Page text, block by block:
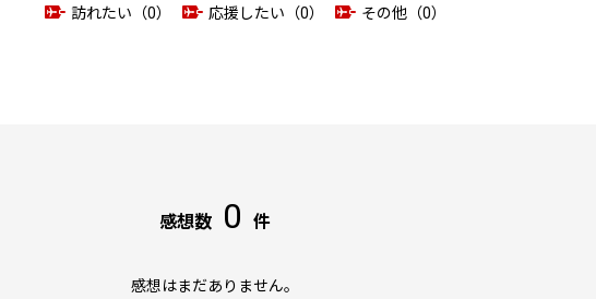
訪れたい（0）
応援したい（0） その他（0）
感想数 0 件
感想はまだありません。